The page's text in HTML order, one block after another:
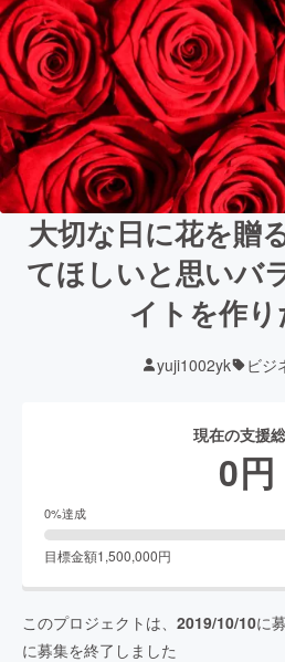
大切な日に花を贈
てほしいと思いバ
イトを作り
yuji1002yk ビジ
現在の支援
0円
0%達成
目標金額1,500,000円
このプロジェクトは、 2019/10/10に
に募集を終了しました